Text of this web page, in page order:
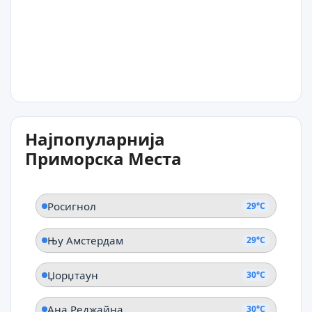
29°C
Њу Амстердам
Најпопуларнија
Приморска Места
Росигнол 29°C
Њу Амстердам 29°C
Џорџтаун 30°C
30°C